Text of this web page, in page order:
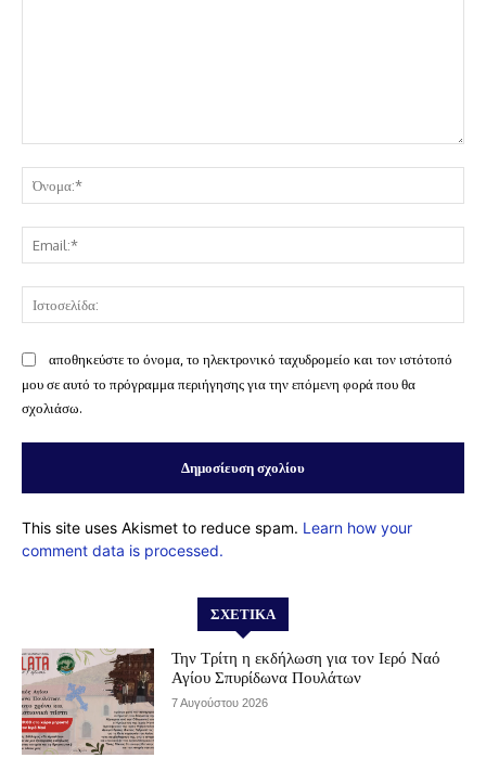
αποθηκεύστε το όνομα, το ηλεκτρονικό ταχυδρομείο και τον ιστότοπό
μου σε αυτό το πρόγραμμα περιήγησης για την επόμενη φορά που θα
σχολιάσω.
This site uses Akismet to reduce spam. Learn how your
comment data is processed.
ΣΧΕΤΙΚΆ
Την Τρίτη η εκδήλωση για τον Ιερό Ναό
Αγίου Σπυρίδωνα Πουλάτων
7 Αυγούστου 2026